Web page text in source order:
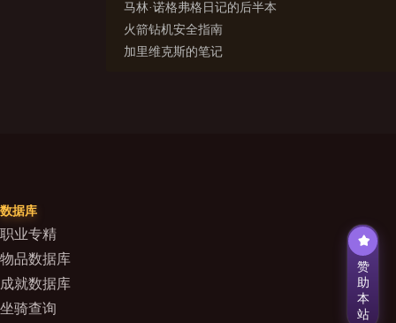
马林·诺格弗格日记的后半本
火箭钻机安全指南
加里维克斯的笔记
数据库
职业专精
物品数据库
成就数据库
坐骑查询
赞
助
本
站